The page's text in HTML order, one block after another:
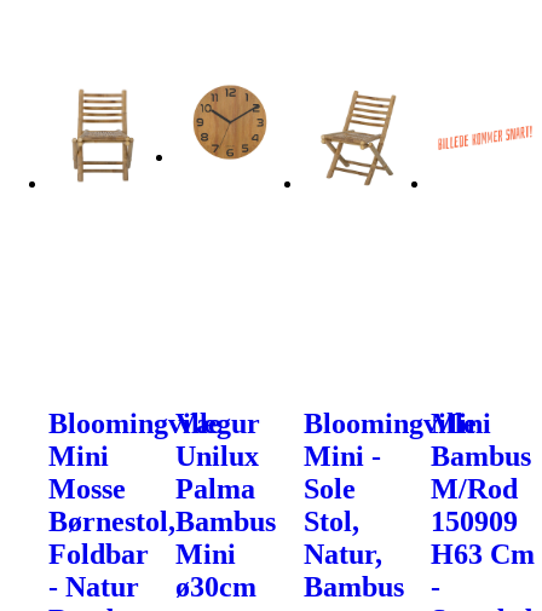
Bloomingville
Mini
Mosse
Børnestol,
Foldbar
- Natur
Vægur
Unilux
Palma
Bambus
Mini
ø30cm
Bloomingville
Mini -
Sole
Stol,
Natur,
Bambus
Mini
Bambus
M/Rod
150909
H63 Cm
-